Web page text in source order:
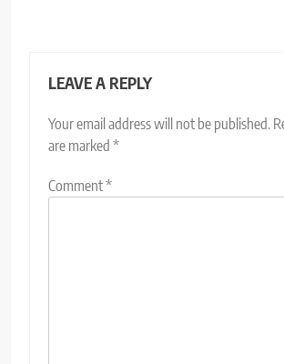
LEAVE A REPLY
Your email address will not be published.
are marked *
Comment*